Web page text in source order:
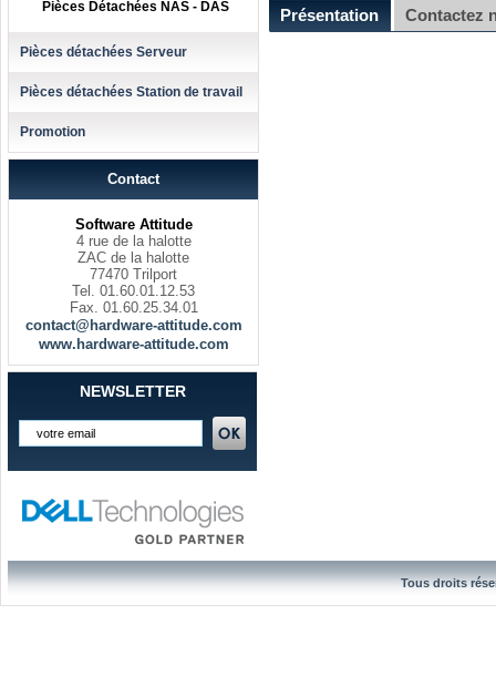
Pièces Détachées NAS - DAS
Pièces détachées Serveur
Pièces détachées Station de travail
Promotion
Contact
Software Attitude
4 rue de la halotte
ZAC de la halotte
77470 Trilport
Tel. 01.60.01.12.53
Fax. 01.60.25.34.01
contact@hardware-attitude.com
www.hardware-attitude.com
NEWSLETTER
Présentation Contactez
Tous droits